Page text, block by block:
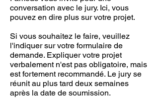
conversation avec le jury. Ici, vous
pouvez en dire plus sur votre projet.
Si vous souhaitez le faire, veuillez
l'indiquer sur votre formulaire de
demande. Expliquer votre projet
verbalement n'est pas obligatoire, mais
est fortement recommandé. Le jury se
réunit au plus tard deux semaines
après la date de soumission.